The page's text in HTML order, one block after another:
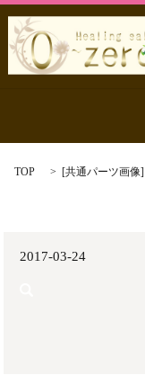
TOP [共通パーツ画像]
2017-03-24